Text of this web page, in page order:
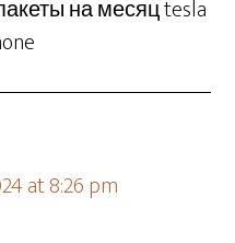
на месяц tesla
at 8:26 pm